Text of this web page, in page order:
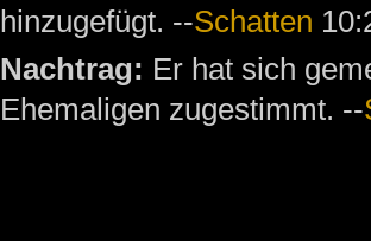
hinzugefügt. --Schatten
Nachtrag: Er hat sich
Ehemaligen zugestimmt. --